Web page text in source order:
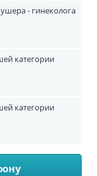
- гинеколога
категории
категории